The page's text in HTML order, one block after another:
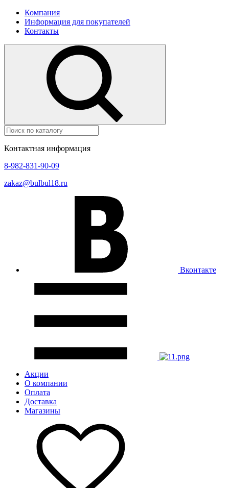
Компания
Информация для покупателей
Контакты
Контактная информация
8-982-831-90-09
zakaz@bulbul18.ru
Вконтакте
Акции
О компании
Оплата
Доставка
Магазины